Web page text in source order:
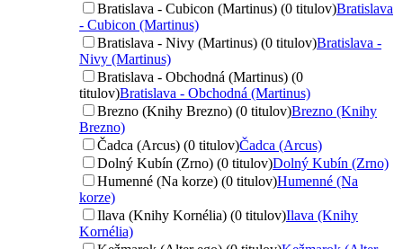
Bratislava - Cubicon (Martinus) (0 titulov)Bratislava
- Cubicon (Martinus)
Bratislava - Nivy (Martinus) (0 titulov)Bratislava -
Nivy (Martinus)
Bratislava - Obchodná (Martinus) (0
titulov)Bratislava - Obchodná (Martinus)
Brezno (Knihy Brezno) (0 titulov)Brezno (Knihy
Brezno)
Čadca (Arcus) (0 titulov)Čadca (Arcus)
Dolný Kubín (Zrno) (0 titulov)Dolný Kubín (Zrno)
Humenné (Na korze) (0 titulov)Humenné (Na
korze)
Ilava (Knihy Kornélia) (0 titulov)Ilava (Knihy
Kornélia)